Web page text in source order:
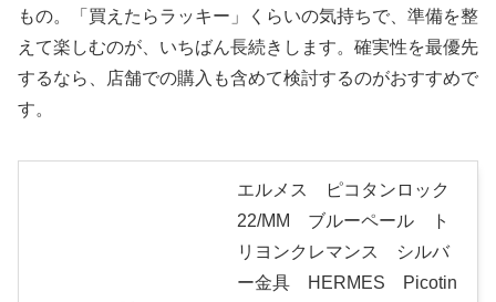
もの。「買えたらラッキー」くらいの気持ちで、準備を整
えて楽しむのが、いちばん長続きします。確実性を最優先
するなら、店舗での購入も含めて検討するのがおすすめで
す。
エルメス ピコタンロック
22/MM ブルーペール ト
リヨンクレマンス シルバ
ー金具 HERMES Picotin